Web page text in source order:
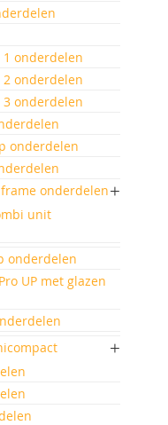
1 onderdelen
2 onderdelen
3 onderdelen
onderdelen
onderdelen
unit
onderdelen
UP met glazen